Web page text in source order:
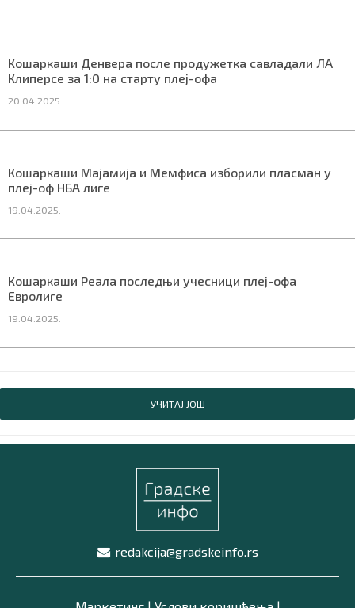
Кошаркаши Денвера после продужетка савладали ЛА
Клиперсе за 1:0 на старту плеј-офа
20.04.2025.
Кошаркаши Мајамија и Мемфиса изборили пласман у
плеј-оф НБА лиге
19.04.2025.
Кошаркаши Реала последњи учесници плеј-офа
Евролиге
19.04.2025.
УЧИТАЈ ЈОШ
redakcija@gradskeinfo.rs
ПРЕУЗМИТЕ НАШУ АПЛИКАЦИЈУ